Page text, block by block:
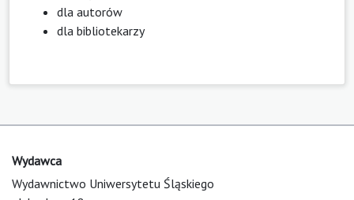
dla autorów
dla bibliotekarzy
Wydawca
Wydawnictwo Uniwersytetu Śląskiego